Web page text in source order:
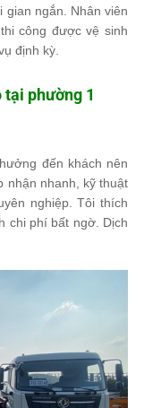
ngắn. Nhân viên
công được vệ sinh
định kỳ.
tại phường 1
đến khách nên
nhận nhanh, kỹ thuật
nghiệp. Tôi thích
chi phí bất ngờ. Dịch